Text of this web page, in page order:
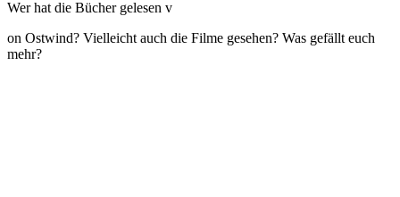
Wer hat die Bücher gelesen v
on Ostwind? Vielleicht auch die Filme gesehen? Was gefällt euch
mehr?